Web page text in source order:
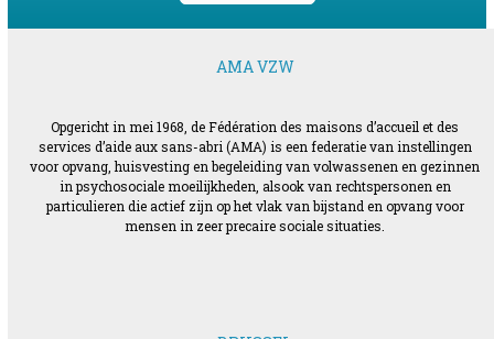
AMA VZW
Opgericht in mei 1968, de Fédération des maisons d’accueil et des
services d’aide aux sans-abri (AMA) is een federatie van instellingen
voor opvang, huisvesting en begeleiding van volwassenen en gezinnen
in psychosociale moeilijkheden, alsook van rechtspersonen en
particulieren die actief zijn op het vlak van bijstand en opvang voor
mensen in zeer precaire sociale situaties.